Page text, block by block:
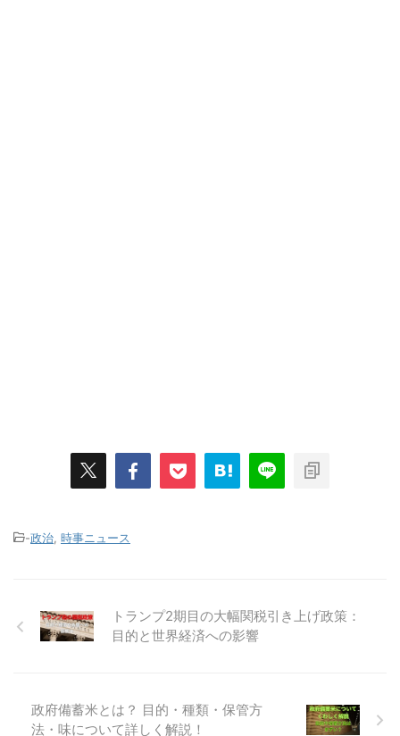
-政治 時事ニュース
トランプ2期目の大幅関税引き上げ政策：
目的と世界経済への影響
政府備蓄米とは？ 目的・種類・保管方
法・味について詳しく解説！